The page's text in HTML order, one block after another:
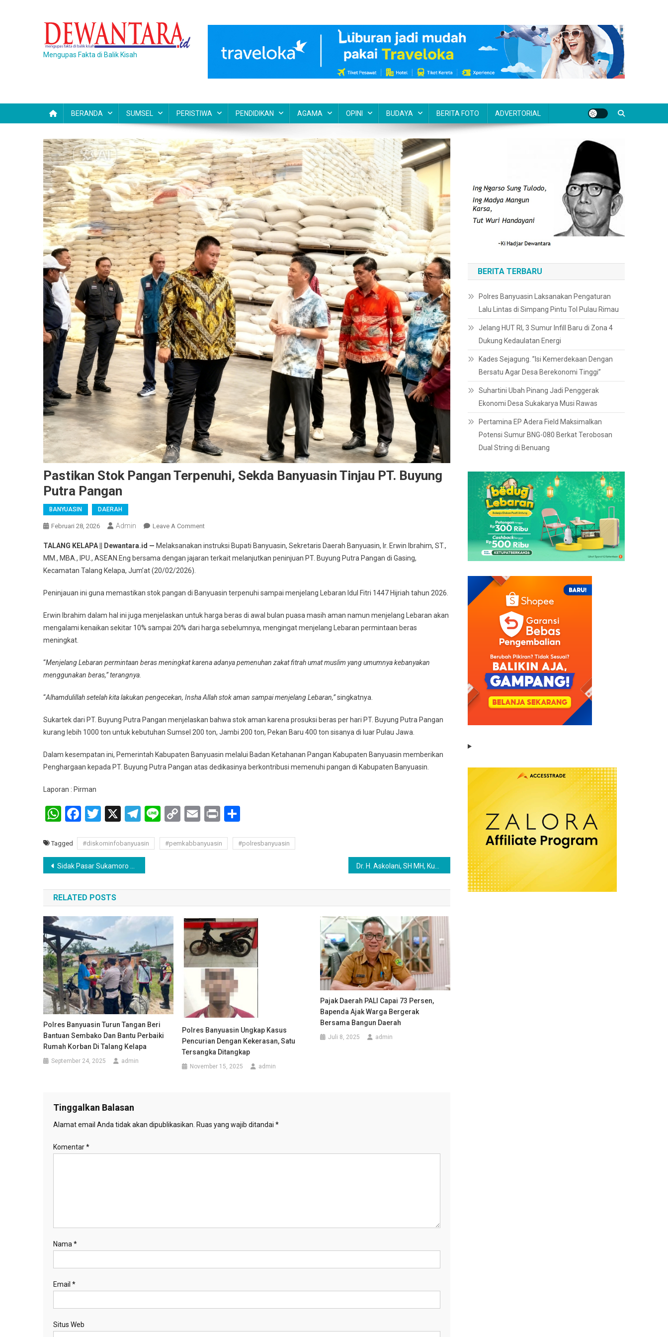
Mengupas Fakta di Balik Kisah
BERANDA SUMSEL PERISTIWA PENDIDIKAN AGAMA OPINI BUDAYA BERITA FOTO ADVERTORIAL
Pastikan Stok Pangan Terpenuhi, Sekda Banyuasin Tinjau PT. Buyung
Putra Pangan
BANYUASIN DAERAH
Februari 28, 2026 Admin Leave A CommentOn
Stok
Pangan
Banyuasin
PT.
Buyung
TALANG KELAPA || Dewantara.id — Melaksanakan instruksi Bupati Banyuasin, Sekretaris Daerah Banyuasin, Ir. Erwin Ibrahim, ST.,
MM., MBA., IPU., ASEAN.Eng bersama dengan jajaran terkait melanjutkan peninjuan PT. Buyung Putra Pangan di Gasing,
Kecamatan Talang Kelapa, Jum’at (20/02/2026).
Peninjauan ini guna memastikan stok pangan di Banyuasin terpenuhi sampai menjelang Lebaran Idul Fitri 1447 Hijriah tahun 2026.
Erwin Ibrahim dalam hal ini juga menjelaskan untuk harga beras di awal bulan puasa masih aman namun menjelang Lebaran akan
mengalami kenaikan sekitar 10% sampai 20% dari harga sebelumnya, mengingat menjelang Lebaran permintaan beras
meningkat.
“Menjelang Lebaran permintaan beras meningkat karena adanya pemenuhan zakat fitrah umat muslim yang umumnya kebanyakan
menggunakan beras,” terangnya.
“Alhamdulillah setelah kita lakukan pengecekan, Insha Allah stok aman sampai menjelang Lebaran,”singkatnya.
Sukartek dari PT. Buyung Putra Pangan menjelaskan bahwa stok aman karena prosuksi beras per hari PT. Buyung Putra Pangan
kurang lebih 1000 ton untuk kebutuhan Sumsel 200 ton, Jambi 200 ton, Pekan Baru 400 ton sisanya di luar Pulau Jawa.
Dalam kesempatan ini, Pemerintah Kabupaten Banyuasin melalui Badan Ketahanan Pangan Kabupaten Banyuasin memberikan
Penghargaan kepada PT. Buyung Putra Pangan atas dedikasinya berkontribusi memenuhi pangan di Kabupaten Banyuasin.
Laporan : Pirman
WhatsApp
Facebook
Twitter
X Telegram
LineCopyEmailPrint
Tagged #diskominfobanyuasin #pemkabbanyuasin #polresbanyuasin
Navigasi
pos
Sidak Pasar Sukamoro Erwin Temukan Produk Mengandung Boraks Formalin Dr. H. Askolani, SH MH, Kunker Ke Mugih Serahkan Bantuan Korban Banjir
RELATED POSTS
Polres Banyuasin Turun Tangan Beri
Bantuan Sembako Dan Bantu Perbaiki
Rumah Korban Di Talang Kelapa
September 24, 2025 admin
Polres Banyuasin Ungkap Kasus
Pencurian Dengan Kekerasan, Satu
Tersangka Ditangkap
November 15, 2025 admin
Pajak Daerah PALI Capai 73 Persen,
Bapenda Ajak Warga Bergerak
Bersama Bangun Daerah
Juli 8, 2025 admin
Tinggalkan Balasan
Alamat email Anda tidak akan dipublikasikan. Ruas yang wajib ditandai *
Komentar*
Nama *
Email *
Situs Web
BERITA TERBARU
Polres Banyuasin Laksanakan Pengaturan
Lalu Lintas di Simpang Pintu Tol Pulau Rimau
Jelang HUT RI, 3 Sumur Infill Baru di Zona 4
Dukung Kedaulatan Energi
Kades Sejagung. ”Isi Kemerdekaan Dengan
Bersatu Agar Desa Berekonomi Tinggi”
Suhartini Ubah Pinang Jadi Penggerak
Ekonomi Desa Sukakarya Musi Rawas
Pertamina EP Adera Field Maksimalkan
Potensi Sumur BNG-080 Berkat Terobosan
Dual String di Benuang